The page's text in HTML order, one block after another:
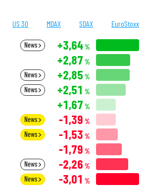
US 30 MDAX SDAX EuroStoxx
News +3,64%
+2,87 %
News +2,85 %
News +2,51 %
+1,67 %
News -1,39 %
News -1,53 %
-1,79 %
News -2,26 %
News -3,01 %